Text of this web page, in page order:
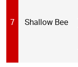
7 Shallow Bee